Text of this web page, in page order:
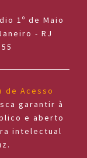
1º de Maio
- RJ
de Acesso
garantir à
e aberto
intelectual